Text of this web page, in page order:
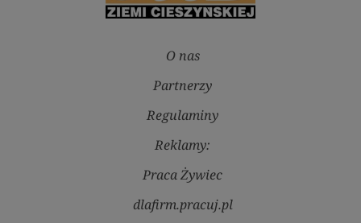
O nas
Partnerzy
Regulaminy
Reklamy:
Praca Żywiec
dlafirm.pracuj.pl